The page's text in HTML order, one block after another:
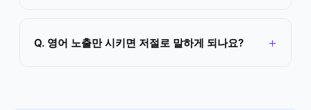
Q. 영어 노출만 시키면 저절로 말하게 되나요?